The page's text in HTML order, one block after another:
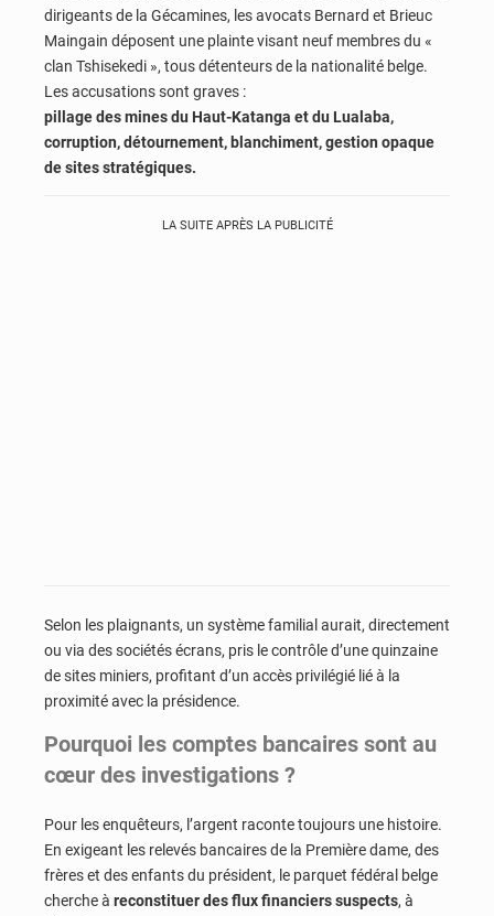
dirigeants de la Gécamines, les avocats Bernard et Brieuc
Maingain déposent une plainte visant neuf membres du «
clan Tshisekedi », tous détenteurs de la nationalité belge.
Les accusations sont graves :
pillage des mines du Haut-Katanga et du Lualaba,
corruption, détournement, blanchiment, gestion opaque
de sites stratégiques.
LA SUITE APRÈS LA PUBLICITÉ
Selon les plaignants, un système familial aurait, directement
ou via des sociétés écrans, pris le contrôle d’une quinzaine
de sites miniers, profitant d’un accès privilégié lié à la
proximité avec la présidence.
Pourquoi les comptes bancaires sont au
cœur des investigations ?
Pour les enquêteurs, l’argent raconte toujours une histoire.
En exigeant les relevés bancaires de la Première dame, des
frères et des enfants du président, le parquet fédéral belge
cherche à reconstituer des flux financiers suspects, à